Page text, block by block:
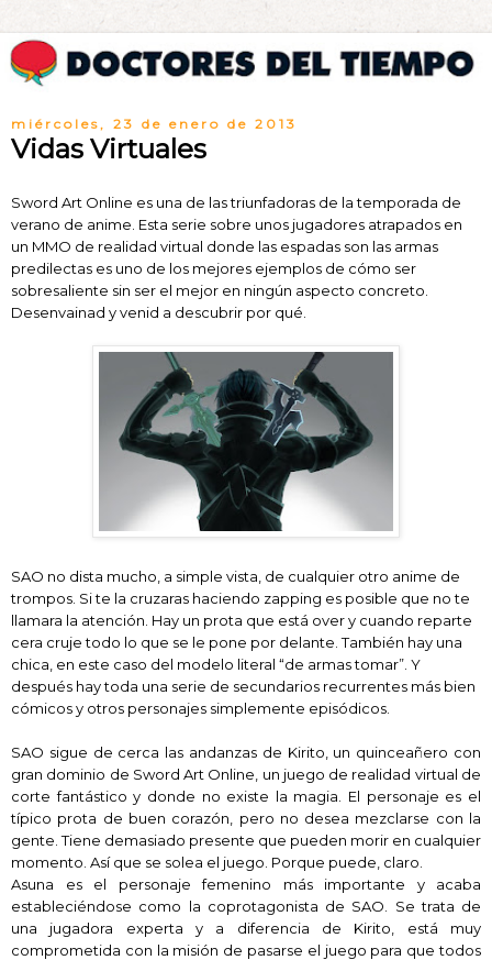
miércoles, 23 de enero de 2013
Vidas Virtuales
Sword Art Online es una de las triunfadoras de la temporada de
verano de anime. Esta serie sobre unos jugadores atrapados en
un MMO de realidad virtual donde las espadas son las armas
predilectas es uno de los mejores ejemplos de cómo ser
sobresaliente sin ser el mejor en ningún aspecto concreto.
Desenvainad y venid a descubrir por qué.
SAO no dista mucho, a simple vista, de cualquier otro anime de
trompos. Si te la cruzaras haciendo zapping es posible que no te
llamara la atención. Hay un prota que está over y cuando reparte
cera cruje todo lo que se le pone por delante. También hay una
chica, en este caso del modelo literal “de armas tomar”. Y
después hay toda una serie de secundarios recurrentes más bien
cómicos y otros personajes simplemente episódicos.
SAO sigue de cerca las andanzas de Kirito, un quinceañero con
gran dominio de Sword Art Online, un juego de realidad virtual de
corte fantástico y donde no existe la magia . El personaje es el
típico prota de buen corazón, pero no desea mezclarse con la
gente. Tiene demasiado presente que pueden morir en cualquier
momento. Así que se solea el juego. Porque puede, claro.
Asuna es el personaje femenino másimportante y acaba
estableciéndose como la coprotagonista de SAO. Se trata de
una jugadora experta y a diferencia de Kirito, está muy
comprometida con la misión de pasarse el juego para que todos